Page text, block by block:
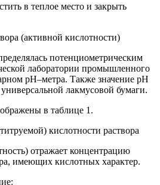
в теплое место и закрыть
(активной кислотности)
потенциометрическим
лаборатории промышленного
рН–метра. Также значение рН
лакмусовой бумаги.
в таблице 1.
кислотности раствора
отражает концентрацию
имеющих кислотных характер.